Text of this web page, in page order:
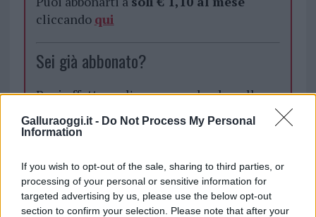
Galluraoggi.it - Do Not Process My Personal
Information
If you wish to opt-out of the sale, sharing to third parties, or
processing of your personal or sensitive information for
targeted advertising by us, please use the below opt-out
section to confirm your selection. Please note that after your
cliccando qui
Sei già abbonato?
Puoi effettuare l'accesso andando nella
sezione Login dal menù del sito o
cliccando qui
TEMI:
Abbanoa Tempio Pausania
Guasto Acqua Tempio
Notizie Tempio Pausania